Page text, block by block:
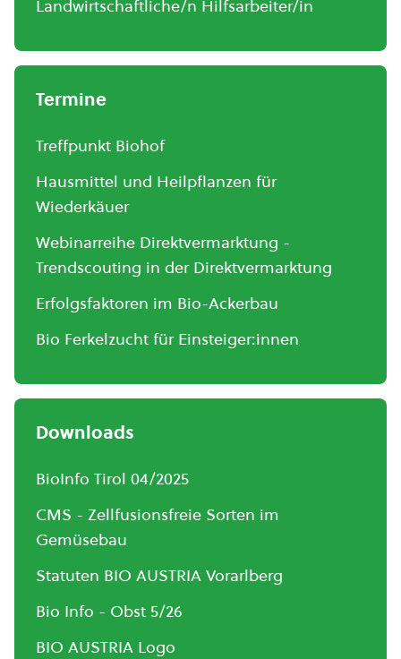
Landwirtschaftliche/n Hilfsarbeiter/in
Termine
Treffpunkt Biohof
Hausmittel und Heilpflanzen für
Wiederkäuer
Webinarreihe Direktvermarktung -
Trendscouting in der Direktvermarktung
Erfolgsfaktoren im Bio-Ackerbau
Bio Ferkelzucht für Einsteiger:innen
Downloads
BioInfo Tirol 04/2025
CMS - Zellfusionsfreie Sorten im
Gemüsebau
Statuten BIO AUSTRIA Vorarlberg
Bio Info - Obst 5/26
BIO AUSTRIA Logo